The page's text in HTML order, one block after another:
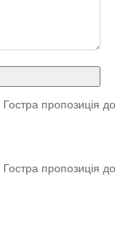
Гостра пропозиція до
Гостра пропозиція до